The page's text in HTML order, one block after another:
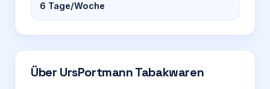
6 Tage/Woche
Über UrsPortmann Tabakwaren